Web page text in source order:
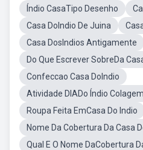
Índio CasaTipo Desenho
Casa DoIndio De Juina
Casa DosIndios Antigamente
Do Que Escrever SobreDa
Confeccao Casa DoIndio
Atividade DIADo Índio Colagem
Roupa Feita EmCasa Do Indio
Nome Da Cobertura Da Casa
Qual E O Nome DaCobertura